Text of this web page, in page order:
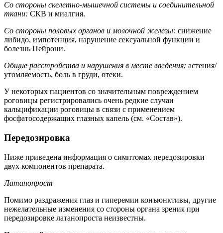
Со стороны скелетно-мышечной системы и соединительной
ткани: СКВ и миалгия.
Со стороны половых органов и молочной железы: снижение
либидо, импотенция, нарушение сексуальной функции и
болезнь Пейрони.
Общие расстройства и нарушения в месте введения: астения/
утомляемость, боль в груди, отеки.
У некоторых пациентов со значительным повреждением
роговицы регистрировались очень редкие случаи
кальцификации роговицы в связи с применением
фосфатосодержащих глазных капель (см. «Состав»).
Передозировка
Ниже приведена информация о симптомах передозировки
двух компонентов препарата.
Латанопрост
Помимо раздражения глаз и гиперемии конъюнктивы, другие
нежелательные изменения со стороны органа зрения при
передозировке латанопроста неизвестны.